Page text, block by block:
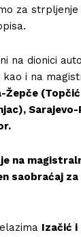
za strpljenje
na dionici
kao i na
Žepče
na
saobraćaj
Izačić i